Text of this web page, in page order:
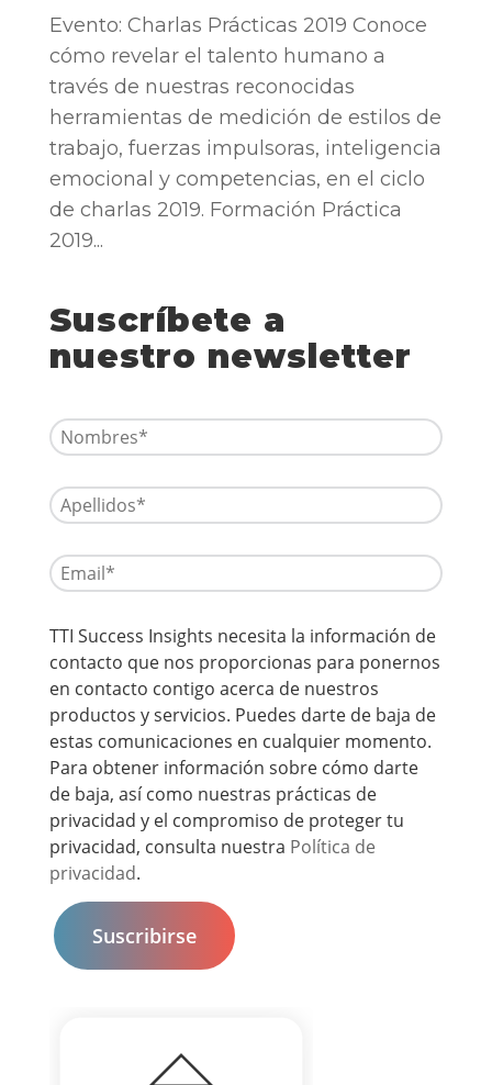
Evento: Charlas Prácticas 2019 Conoce
cómo revelar el talento humano a
través de nuestras reconocidas
herramientas de medición de estilos de
trabajo, fuerzas impulsoras, inteligencia
emocional y competencias, en el ciclo
de charlas 2019. Formación Práctica
2019...
Suscríbete a
nuestro newsletter
TTI Success Insights necesita la información de
contacto que nos proporcionas para ponernos
en contacto contigo acerca de nuestros
productos y servicios. Puedes darte de baja de
estas comunicaciones en cualquier momento.
Para obtener información sobre cómo darte
de baja, así como nuestras prácticas de
privacidad y el compromiso de proteger tu
privacidad, consulta nuestra Política de
privacidad.